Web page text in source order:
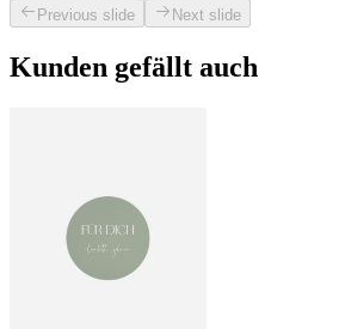
Previous slide Next slide
Kunden gefällt auch